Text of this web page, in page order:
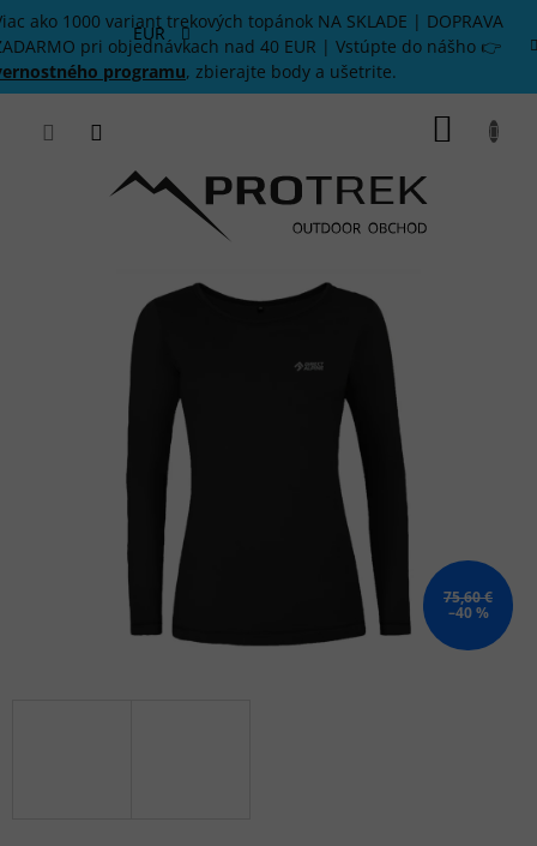
Prejsť
na
obsah
ako 1000 variant trekových topánok NA SKLADE | DOPRAVA
pri objednávkach nad 40 EUR | Vstúpte do nášho 👉
programu, zbierajte body a ušetrite.
EUR
75,60 €
–40 %